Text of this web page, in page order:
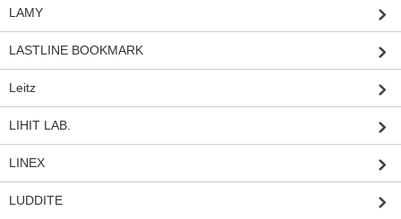
LAMY
LASTLINE BOOKMARK
Leitz
LIHIT LAB.
LINEX
LUDDITE